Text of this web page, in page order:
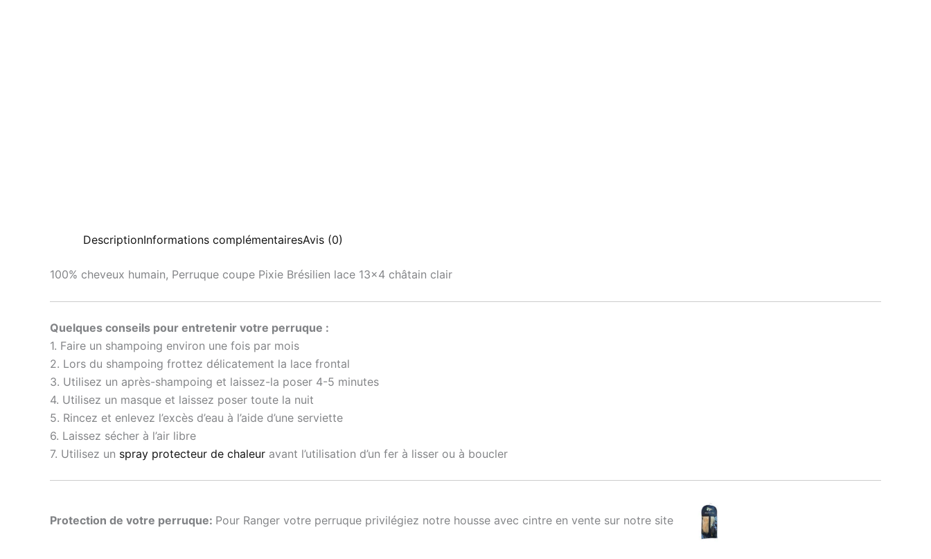
DescriptionInformations complémentairesAvis (0)
100% cheveux humain, Perruque coupe Pixie Brésilien lace 13×4 châtain clair
Quelques conseils pour entretenir votre perruque :
1. Faire un shampoing environ une fois par mois
2. Lors du shampoing frottez délicatement la lace frontal
3. Utilisez un après-shampoing et laissez-la poser 4-5 minutes
4. Utilisez un masque et laissez poser toute la nuit
5. Rincez et enlevez l’excès d’eau à l’aide d’une serviette
6. Laissez sécher à l’air libre
7. Utilisez un spray protecteur de chaleur avant l’utilisation d’un fer à lisser ou à boucler
Protection de votre perruque: Pour Ranger votre perruque privilégiez notre housse avec cintre en vente sur notre site